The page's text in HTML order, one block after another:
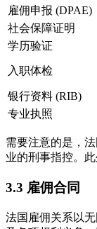
雇佣申报 (DPAE)
社会保障证明
学历验证
入职体检
银行资料 (RIB)
专业执照
需要注意的是，
业的刑事指控。
3.3 雇佣合同
法国雇佣关系以